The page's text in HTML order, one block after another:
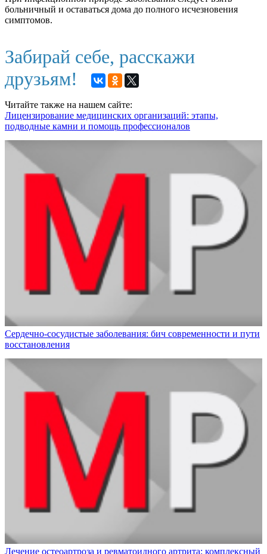
больничный и оставаться дома до полного исчезновения
симптомов.
Забирай себе, расскажи
друзьям!
Читайте также на нашем сайте:
Лицензирование медицинских организаций: этапы,
подводные камни и помощь профессионалов
Сердечно-сосудистые заболевания: бич современности и пути
восстановления
Лечение остеоартроза и ревматоидного артрита: комплексный